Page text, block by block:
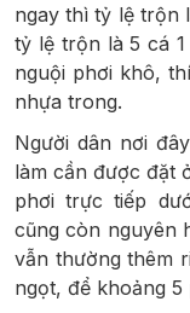
ngay thì tỷ lệ trộn
tỷ lệ trộn là 5 cá
nguội phơi khô,
nhựa trong.
Người dân nơi
làm cần được đặt
phơi trực tiếp
cũng còn nguyên
vẫn thường thêm
ngọt, để khoảng